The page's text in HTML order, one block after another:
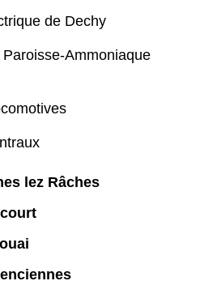
de Dechy
Ammoniaque
lez Râches